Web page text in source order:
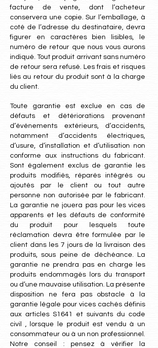
facture de vente, dont l’acheteur
conservera une copie. Sur l’emballage, à
coté de l’adresse du destinataire, devra
figurer en caractères bien lisibles, le
numéro de retour que nous vous aurons
indiqué. Tout produit arrivant sans numéro
de retour sera refusé. Les frais et risques
liés au retour du produit sont à la charge
du client.
Toute garantie est exclue en cas de
défauts et détériorations provenant
d’événements extérieurs, d’accidents,
notamment d’accidents électriques,
d’usure, d’installation et d’utilisation non
conforme aux instructions du fabricant.
Sont également exclus de garantie les
produits modifiés, réparés intégrés ou
ajoutés par le client ou tout autre
personne non autorisée par le fabricant.
La garantie ne jouera pas pour les vices
apparents et les défauts de conformité
du produit pour lesquels toute
réclamation devra être formulée par le
client dans les 7 jours de la livraison des
produits, sous peine de déchéance. La
garantie ne prendra pas en charge les
produits endommagés lors du transport
ou d’une mauvaise utilisation. La présente
disposition ne fera pas obstacle à la
garantie légale pour vices cachés définis
aux articles S1641 et suivants du code
civil , lorsque le produit est vendu à un
consommateur ou à un non professionnel.
Notre conseil : pensez à vérifier la